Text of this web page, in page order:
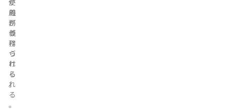
義
務
づ
け
ら
れ
る
。
用
が
義
務
づ
け
ら
れ
る
。